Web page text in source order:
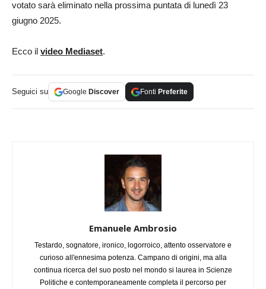
votato sarà eliminato nella prossima puntata di lunedì 23
giugno 2025.
Ecco il video Mediaset.
Seguici su Google Discover Fonti Preferite
Emanuele Ambrosio
Testardo, sognatore, ironico, logorroico, attento osservatore e
curioso all'ennesima potenza. Campano di origini, ma alla
continua ricerca del suo posto nel mondo si laurea in Scienze
Politiche e contemporaneamente completa il percorso per